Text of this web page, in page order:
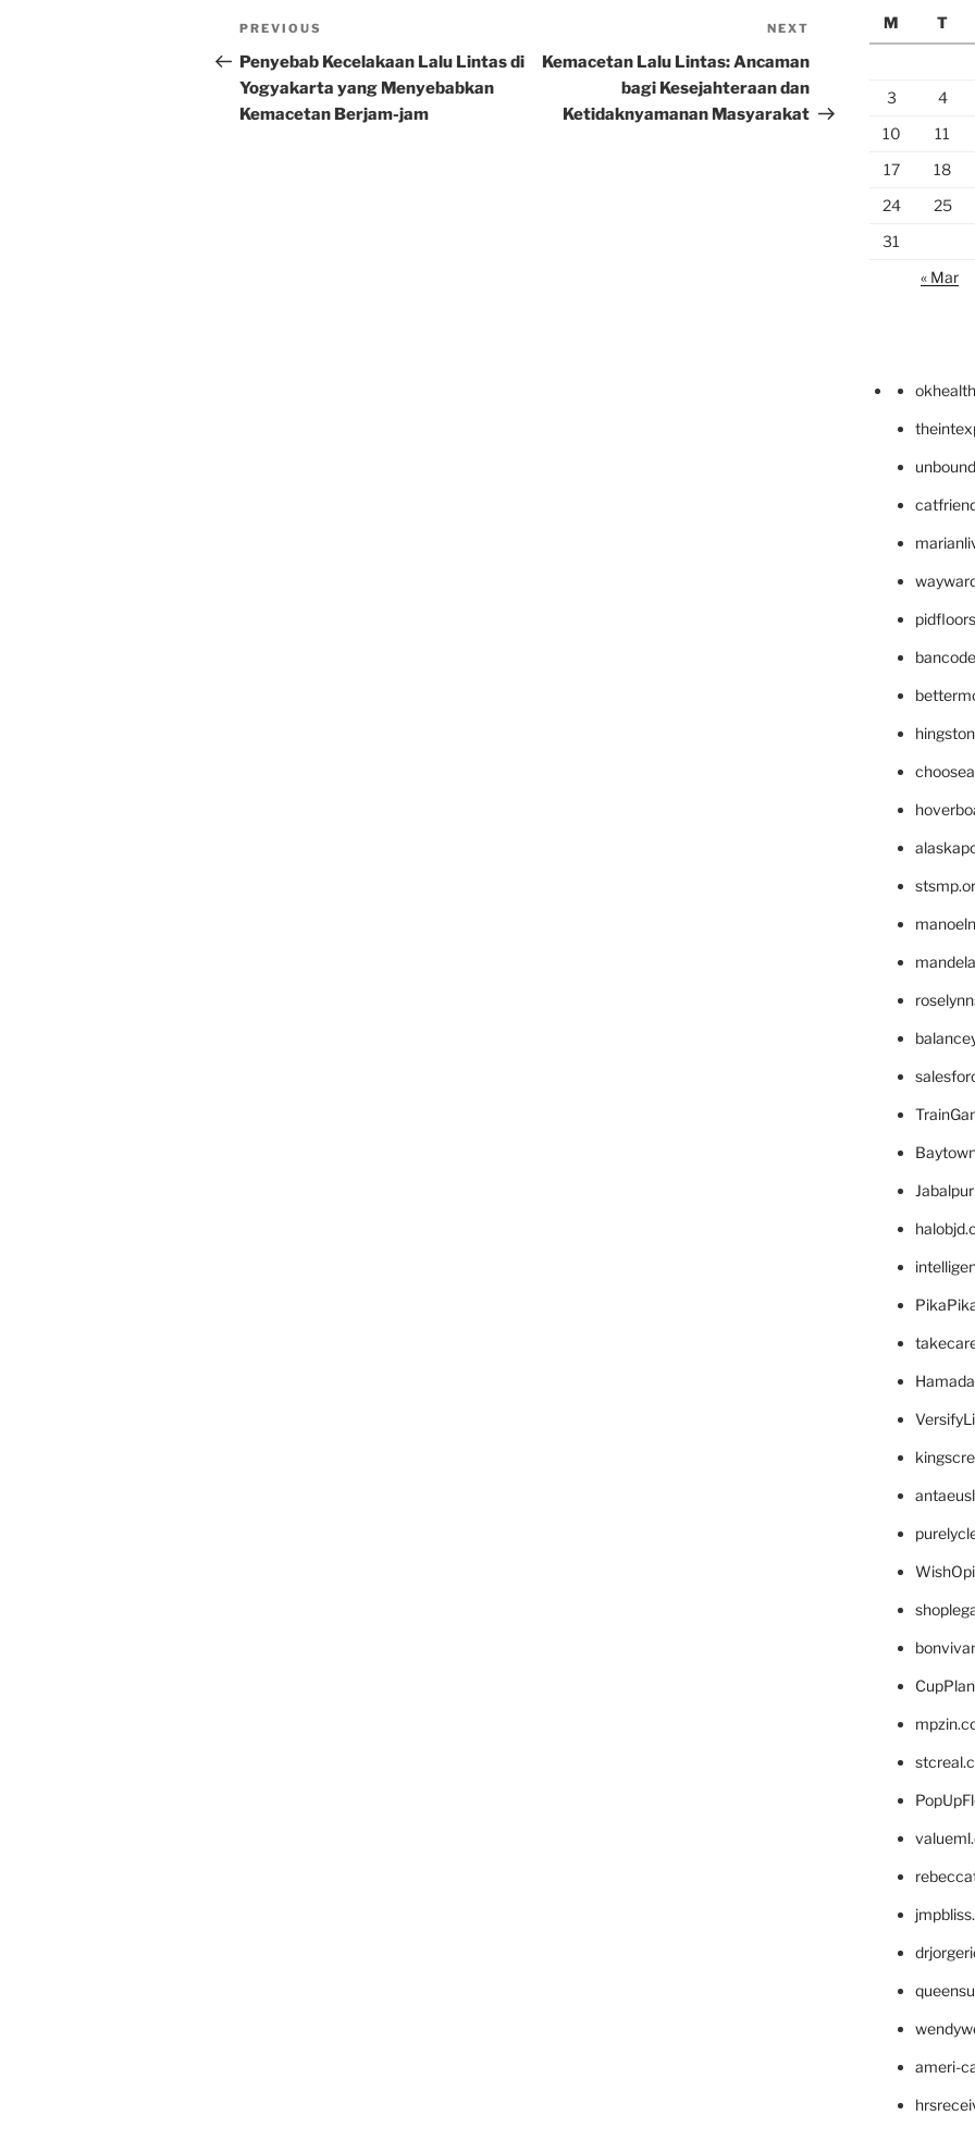
Post
navigation
Previous
Post
PREVIOUS
Penyebab Kecelakaan Lalu Lintas di
Yogyakarta yang Menyebabkan
Kemacetan Berjam-jam
Post
NEXT
Kemacetan Lalu Lintas: Ancaman
bagi Kesejahteraan dan
Ketidaknyamanan Masyarakat
M
T
3
4
10
11
17
18
24
25
31
« Mar
ameri-